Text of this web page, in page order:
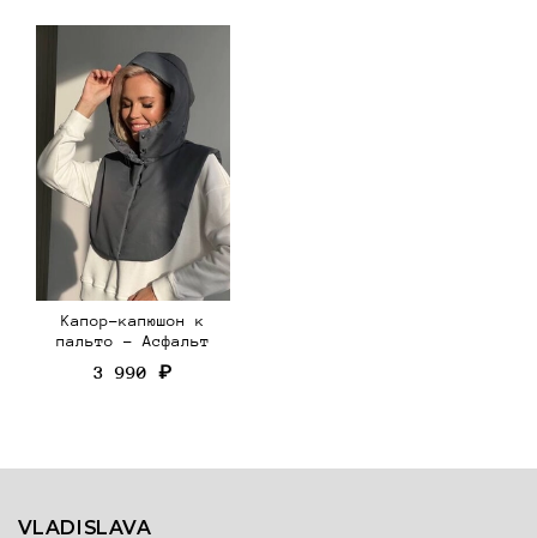
Капор-капюшон к
пальто - Асфальт
3 990 ₽
VLADISLAVA